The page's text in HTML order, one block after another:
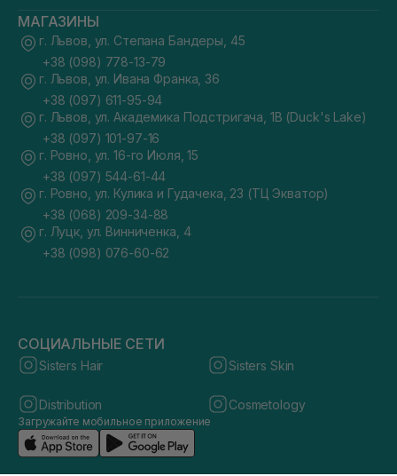
МАГАЗИНЫ
г. Львов, ул. Степана Бандеры, 45
+38 (098) 778-13-79
г. Львов, ул. Ивана Франка, 36
+38 (097) 611-95-94
г. Львов, ул. Академика Подстригача, 1В (Duck's Lake)
+38 (097) 101-97-16
г. Ровно, ул. 16-го Июля, 15
+38 (097) 544-61-44
г. Ровно, ул. Кулика и Гудачека, 23 (ТЦ Экватор)
+38 (068) 209-34-88
г. Луцк, ул. Винниченка, 4
+38 (098) 076-60-62
СОЦИАЛЬНЫЕ СЕТИ
Sisters Hair Sisters Skin
Distribution Cosmetology
Загружайте мобильное приложение